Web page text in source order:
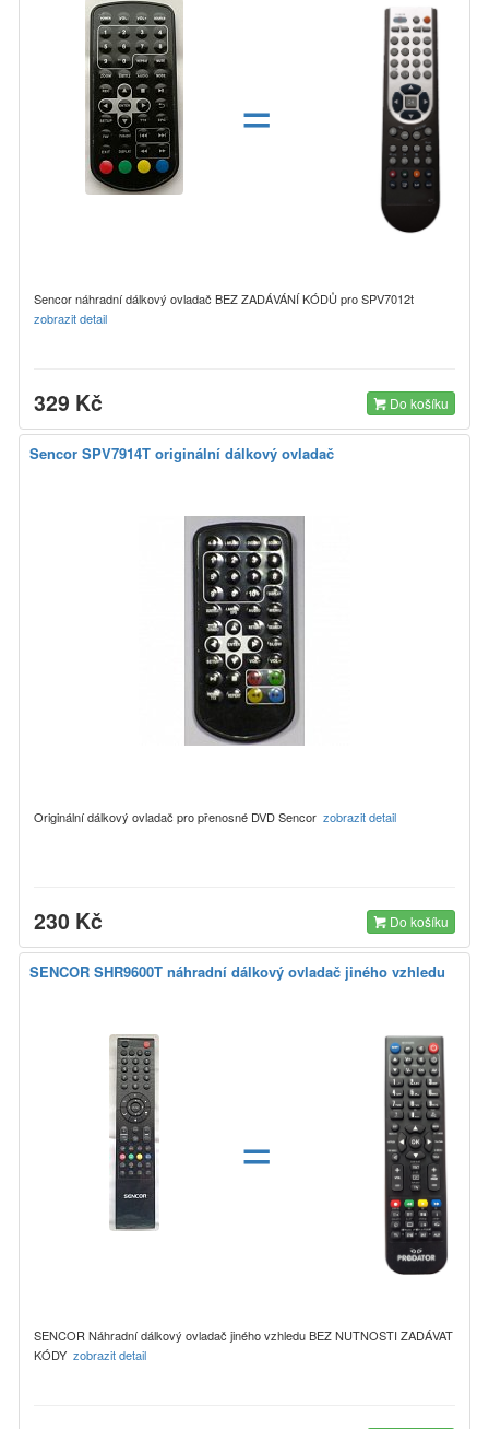
=
Sencor náhradní dálkový ovladač BEZ ZADÁVÁNÍ KÓDŮ pro SPV7012t
zobrazit detail
329 Kč Do košíku
Sencor SPV7914T originální dálkový ovladač
Originální dálkový ovladač pro přenosné DVD Sencor zobrazit detail
230 Kč Do košíku
SENCOR SHR9600T náhradní dálkový ovladač jiného vzhledu
=
SENCOR Náhradní dálkový ovladač jiného vzhledu BEZ NUTNOSTI ZADÁVAT
KÓDY zobrazit detail